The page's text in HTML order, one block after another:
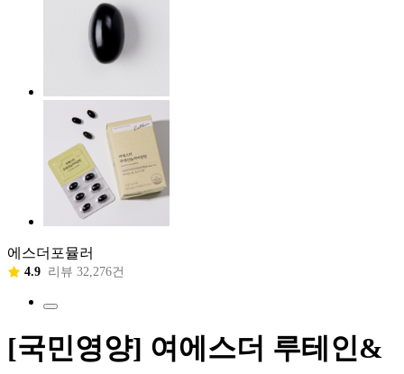
에스더포뮬러
4.9 리뷰 32,276건
[국민영양] 여에스더 루테인&